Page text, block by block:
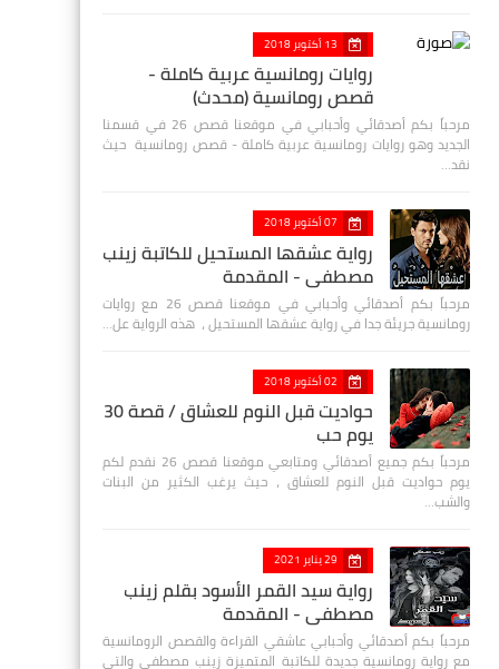
13 أكتوبر 2018
روايات رومانسية عربية كاملة -
قصص رومانسية (محدث)
مرحباً بكم أصدقائي وأحبابي في موقعنا قصص 26 في قسمنا
الجديد وهو روايات رومانسية عربية كاملة - قصص رومانسية حيث
نقد…
07 أكتوبر 2018
رواية عشقها المستحيل للكاتبة زينب
مصطفي - المقدمة
مرحباً بكم أصدقائي وأحبابي في موقعنا قصص 26 مع روايات
رومانسية جريئة جدا في رواية عشقها المستحيل ، هذه الرواية عل…
02 أكتوبر 2018
حواديت قبل النوم للعشاق / قصة 30
يوم حب
مرحباً بكم جميع أصدقائي ومتابعي موقعنا قصص 26 نقدم لكم
يوم حواديت قبل النوم للعشاق ، حيث يرغب الكثير من البنات
والشب…
29 يناير 2021
رواية سيد القمر الأسود بقلم زينب
مصطفي - المقدمة
مرحباً بكم أصدقائي وأحبابي عاشقي القراءة والقصص الرومانسية
مع رواية رومانسية جديدة للكاتبة المتميزة زينب مصطفى والتي